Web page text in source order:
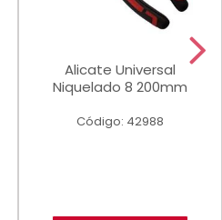
Alicate Universal
Niquelado 8 200mm
Código: 42988